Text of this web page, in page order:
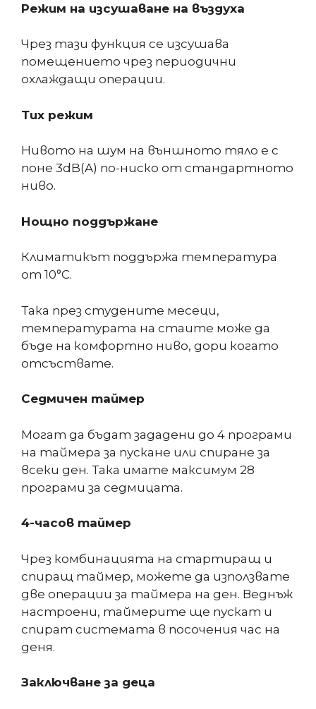
Режим на изсушаване на въздуха
Чрез тази функция се изсушава
помещението чрез периодични
охлаждащи операции.
Тих режим
Нивото на шум на външното тяло е с
поне 3dB(A) по-ниско от стандартното
ниво.
Нощно поддържане
Климатикът поддържа температура
от 10°C.
Така през студените месеци,
температурата на стаите може да
бъде на комфортно ниво, дори когато
отсъствате.
Седмичен таймер
Могат да бъдат зададени до 4 програми
на таймера за пускане или спиране за
всеки ден. Така имате максимум 28
програми за седмицата.
4-часов таймер
Чрез комбинацията на стартиращ и
спиращ таймер, можете да използвате
две операции за таймера на ден. Веднъж
настроени, таймерите ще пускат и
спират системата в посочения час на
деня.
Заключване за деца